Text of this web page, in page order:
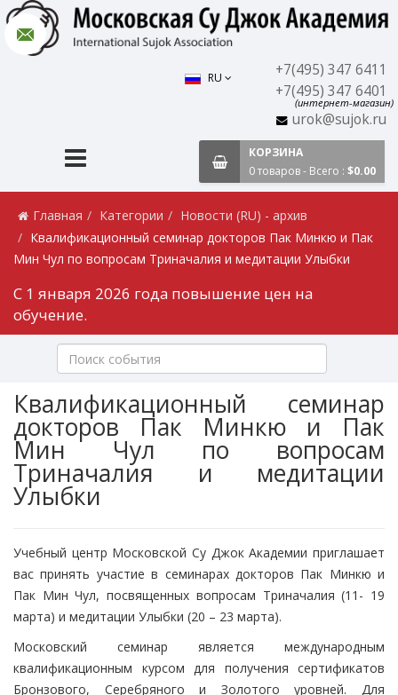
+7(495) 347 6411
+7(495) 347 6401
(интернет-магазин)
urok@sujok.ru
RU
КОРЗИНА
0 товаров - Всего : $0.00
Главная Категории
Новости (RU) - архив
Квалификационный семинар докторов Пак Минкю и Пак
Мин Чул по вопросам Триначалия и медитации Улыбки
С 1 января 2026 года повышение цен на
обучение.
Квалификационный семинар
докторов Пак Минкю и Пак
Мин Чул по вопросам
Триначалия и медитации
Улыбки
Учебный центр Московской Су Джок Академии приглашает
вас принять участие в семинарах докторов Пак Минкю и
Пак Мин Чул, посвященных вопросам Триначалия (11- 19
марта) и медитации Улыбки (20 – 23 марта).
Московский семинар является международным
квалификационным курсом для получения сертификатов
Бронзового, Серебряного и Золотого уровней. Для